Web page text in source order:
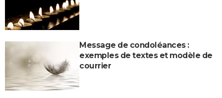
Message de condoléances :
exemples de textes et modèle de
courrier